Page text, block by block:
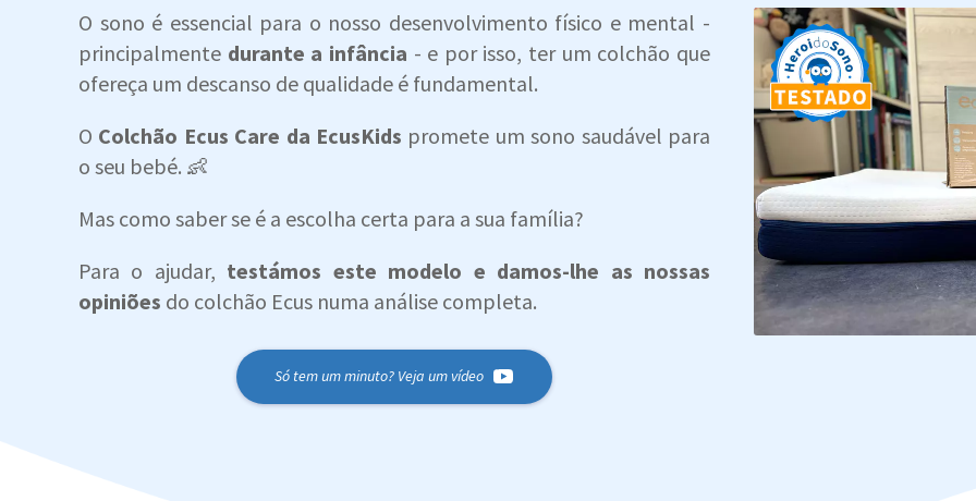
O sono é essencial para o nosso desenvolvimento físico e mental -
principalmente durante a infância - e por isso, ter um colchão que
ofereça um descanso de qualidade é fundamental.
O Colchão Ecus Care da EcusKids promete um sono saudável para
o seu bebé. 👶
Mas como saber se é a escolha certa para a sua família?
Para o ajudar, testámos este modelo e damos-lhe as nossas
opiniões do colchão Ecus numa análise completa.
Só tem um minuto? Veja um vídeo